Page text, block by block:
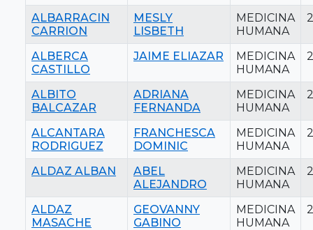
ALBARRACIN
CARRION
MESLY
LISBETH
MEDICINA
HUMANA
ALBERCA
CASTILLO
JAIME ELIAZAR
MEDICINA
HUMANA
ALBITO
BALCAZAR
ADRIANA
FERNANDA
MEDICINA
HUMANA
ALCANTARA
RODRIGUEZ
FRANCHESCA
DOMINIC
MEDICINA
HUMANA
ALDAZ ALBAN
ABEL
ALEJANDRO
MEDICINA
HUMANA
ALDAZ
MASACHE
GEOVANNY
GABINO
MEDICINA
HUMANA